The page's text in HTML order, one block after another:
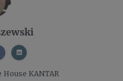
House KANTAR